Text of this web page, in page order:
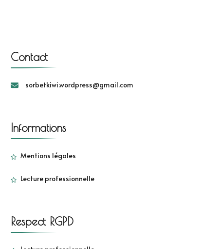
Contact
sorbetkiwi.wordpress@gmail.com
Informations
Mentions légales
Lecture professionnelle
Respect RGPD